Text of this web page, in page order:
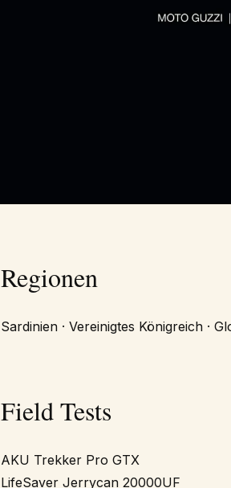
Regionen
Sardinien · Vereinigtes Königreich ·
Field Tests
AKU Trekker Pro GTX
LifeSaver Jerrycan 20000UF